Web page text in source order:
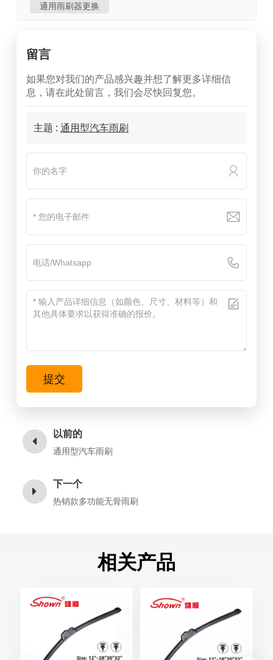
通用雨刷器更换
留言
如果您对我们的产品感兴趣并想了解更多详细信
息，请在此处留言，我们会尽快回复您。
主题 : 通用型汽车雨刷
提交
以前的
通用型汽车雨刷
下一个
热销款多功能无骨雨刷
相关产品